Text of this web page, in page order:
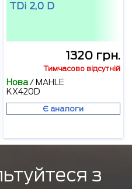
TDi 2,0 D
1320 грн.
Тимчасово відсутній
Нова/ MAHLE
KX420D
Є аналоги
з